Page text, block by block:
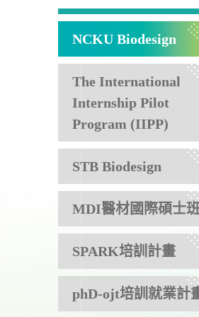
NCKU Biodesign
The International
Internship Pilot
Program (IIPP)
STB Biodesign
MDI醫材國際碩士
SPARK培訓計畫
phD-ojt培訓就業計